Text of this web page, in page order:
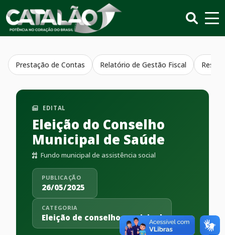
Prestação de Contas Relatório de Gestão Fiscal
EDITAL
Eleição do Conselho
Municipal de Saúde
Fundo municipal de assistência social
PUBLICAÇÃO
26/05/2025
CATEGORIA
Eleição de conselho municipal